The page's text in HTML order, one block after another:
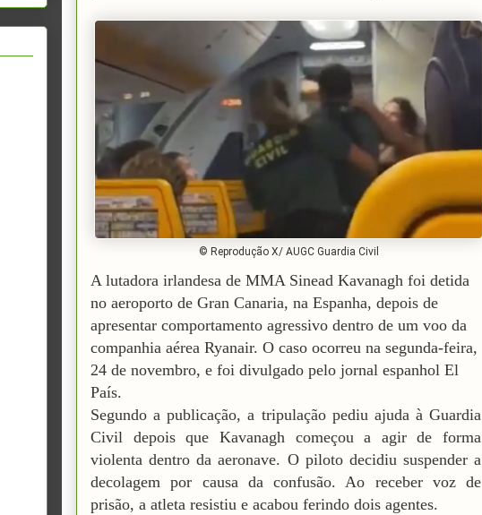
© Reprodução X/ AUGC Guardia Civil
A lutadora irlandesa de MMA Sinead Kavanagh foi detida
no aeroporto de Gran Canaria, na Espanha, depois de
apresentar comportamento agressivo dentro de um voo da
companhia aérea Ryanair. O caso ocorreu na segunda-feira,
24 de novembro, e foi divulgado pelo jornal espanhol El
País.
Segundo a publicação, a tripulação pediu ajuda à Guardia
Civil depois que Kavanagh começou a agir de forma
violenta dentro da aeronave. O piloto decidiu suspender a
decolagem por causa da confusão. Ao receber voz de
prisão, a atleta resistiu e acabou ferindo dois agentes.